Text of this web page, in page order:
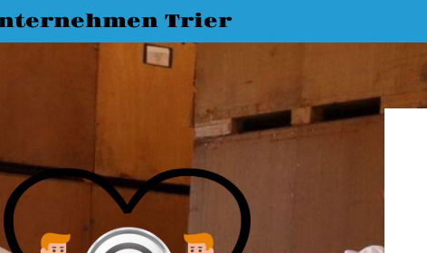
Trier